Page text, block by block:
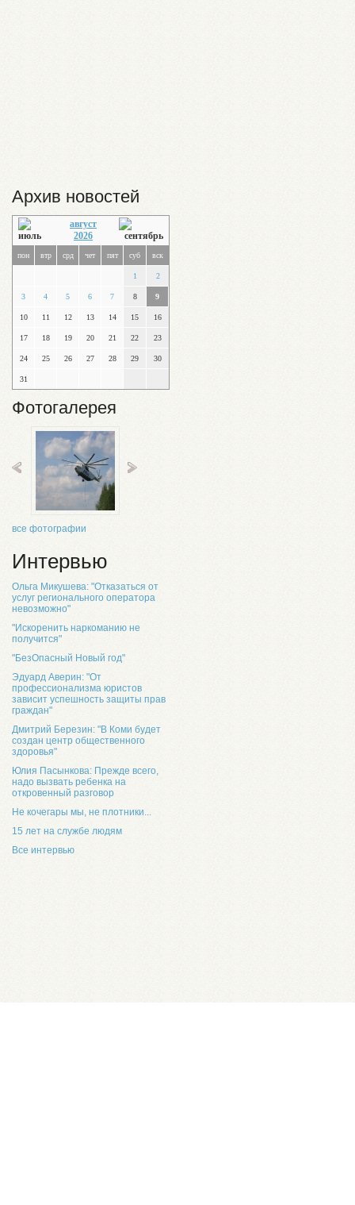
Архив новостей
август
2026
пон втр срд чет пят суб вск
1 2
3 4 5 6 7 8 9
10 11 12 13 14 15 16
17 18 19 20 21 22 23
24 25 26 27 28 29 30
31
Фотогалерея
все фотографии
Интервью
Ольга Микушева: "Отказаться от
услуг регионального оператора
невозможно"
"Искоренить наркоманию не
получится"
"БезОпасный Новый год"
Эдуард Аверин: "От
профессионализма юристов
зависит успешность защиты прав
граждан"
Дмитрий Березин: "В Коми будет
создан центр общественного
здоровья"
Юлия Пасынкова: Прежде всего,
надо вызвать ребенка на
откровенный разговор
Не кочегары мы, не плотники...
15 лет на службе людям
Все интервью